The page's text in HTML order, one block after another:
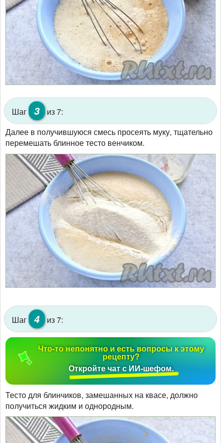
Шаг 3
из 7:
Далее в получившуюся смесь просеять муку, тщательно
перемешать блинное тесто венчиком.
Шаг 4 из 7:
Что-то непонятно и есть вопросы к этому
рецепту?
Откройте чат с ИИ-шефом.
Тесто для блинчиков, замешанных на квасе, должно
получиться жидким и однородным.